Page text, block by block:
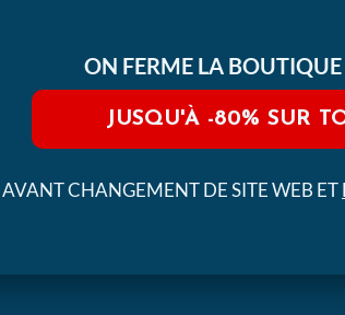
ON FERME LA BOUTIQUE
JUSQU'À -80% SUR
AVANT CHANGEMENT DE SITE WEB ET